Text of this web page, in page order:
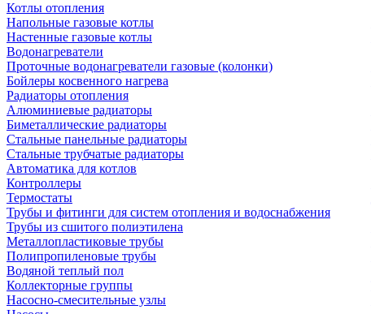
Котлы отопления
Напольные газовые котлы
Настенные газовые котлы
Водонагреватели
Проточные водонагреватели газовые (колонки)
Бойлеры косвенного нагрева
Радиаторы отопления
Алюминиевые радиаторы
Биметаллические радиаторы
Стальные панельные радиаторы
Стальные трубчатые радиаторы
Автоматика для котлов
Контроллеры
Термостаты
Трубы и фитинги для систем отопления и водоснабжения
Трубы из сшитого полиэтилена
Металлопластиковые трубы
Полипропиленовые трубы
Водяной теплый пол
Коллекторные группы
Насосно-смесительные узлы